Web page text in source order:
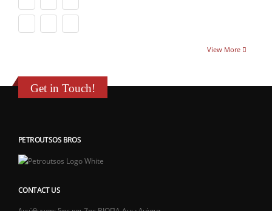
View More
Get in Touch!
PETROUTSOS BROS
CONTACT US